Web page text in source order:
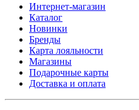
Интернет-магазин
Каталог
Новинки
Бренды
Карта лояльности
Магазины
Подарочные карты
Доставка и оплата